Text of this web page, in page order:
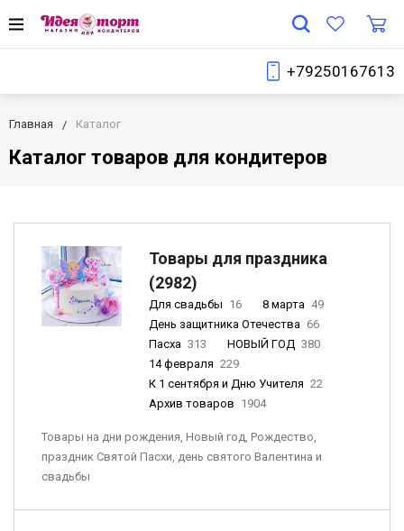
+79250167613
Главная Каталог
Каталог товаров для кондитеров
Товары для праздника
(2982)
Для свадьбы 16 8 марта 49
День защитника Отечества 66
Пасха 313 НОВЫЙ ГОД 380
14 февраля 229
К 1 сентября и Дню Учителя 22
Архив товаров 1904
Товары на дни рождения, Новый год, Рождество,
праздник Святой Пасхи, день святого Валентина и
свадьбы